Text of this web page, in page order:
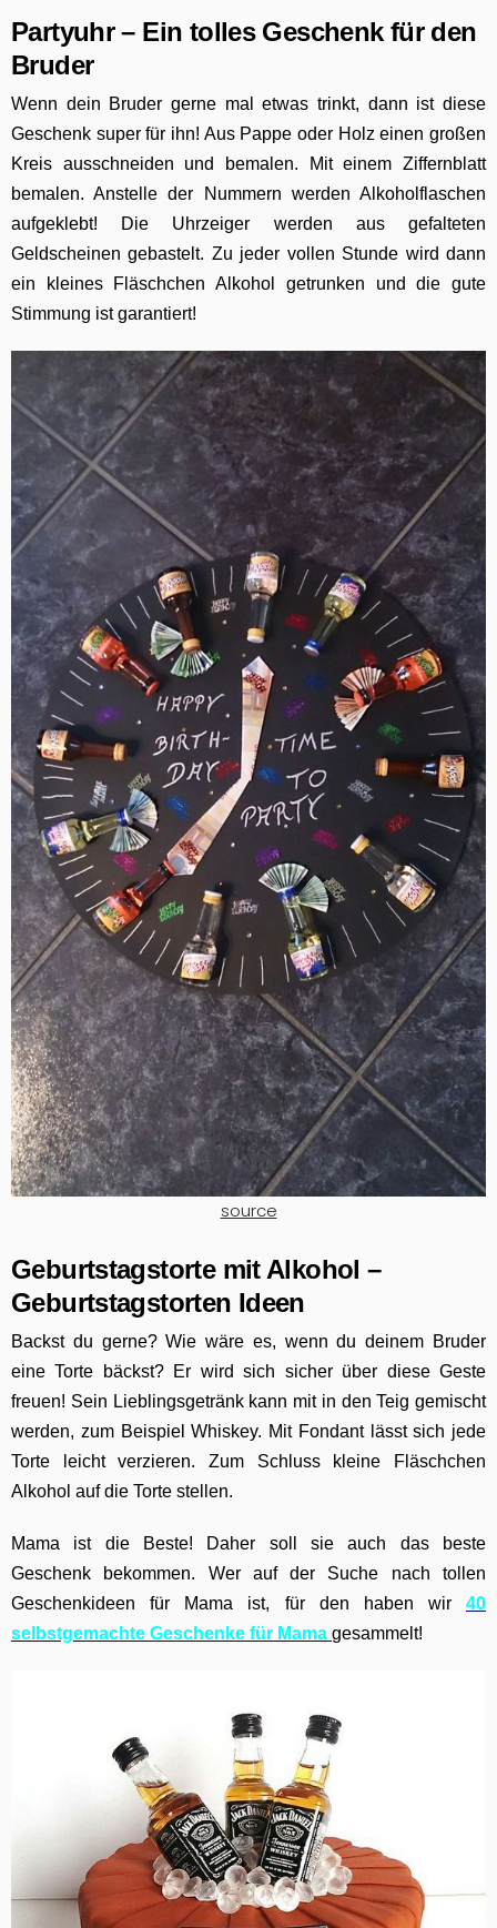
Partyuhr – Ein tolles Geschenk für den
Bruder
Wenn dein Bruder gerne mal etwas trinkt, dann ist diese
Geschenk super für ihn! Aus Pappe oder Holz einen großen
Kreis ausschneiden und bemalen. Mit einem Ziffernblatt
bemalen. Anstelle der Nummern werden Alkoholflaschen
aufgeklebt! Die Uhrzeiger werden aus gefalteten
Geldscheinen gebastelt. Zu jeder vollen Stunde wird dann
ein kleines Fläschchen Alkohol getrunken und die gute
Stimmung ist garantiert!
source
Geburtstagstorte mit Alkohol –
Geburtstagstorten Ideen
Backst du gerne? Wie wäre es, wenn du deinem Bruder
eine Torte bäckst? Er wird sich sicher über diese Geste
freuen! Sein Lieblingsgetränk kann mit in den Teig gemischt
werden, zum Beispiel Whiskey. Mit Fondant lässt sich jede
Torte leicht verzieren. Zum Schluss kleine Fläschchen
Alkohol auf die Torte stellen.
Mama ist die Beste! Daher soll sie auch das beste
Geschenk bekommen. Werauf der Suche nach tollen
Geschenkideen für Mama ist, für den haben wir 40
selbstgemachte Geschenke für Mama gesammelt!